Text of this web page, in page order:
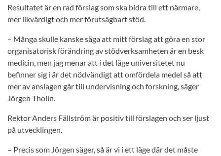
Resultatet är en rad förslag som ska bidra till ett närmare,
mer likvärdigt och mer förutsägbart stöd.
– Många skulle kanske säga att mitt förslag att göra en stor
organisatorisk förändring av stödverksamheten är en besk
medicin, men jag menar att i det läge universitetet nu
befinner sig i är det nödvändigt att omfördela medel så att
mer av anslagen går till undervisning och forskning, säger
Jörgen Tholin.
Rektor Anders Fällström är positiv till förslagen och ser ljust
på utvecklingen.
– Precis som Jörgen säger, så är vi i ett läge där det måste